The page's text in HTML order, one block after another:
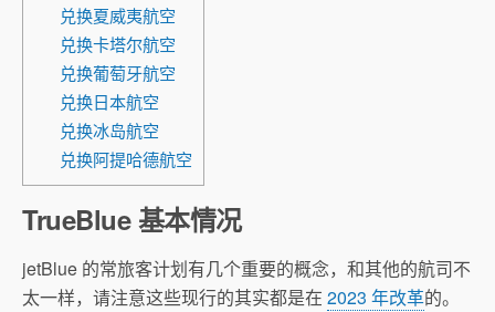
兑换夏威夷航空
兑换卡塔尔航空
兑换葡萄牙航空
兑换日本航空
兑换冰岛航空
兑换阿提哈德航空
TrueBlue 基本情况
jetBlue 的常旅客计划有几个重要的概念，和其他的航司不
太一样，请注意这些现行的其实都是在 2023 年改革的。